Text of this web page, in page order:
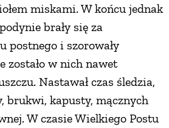
miskami. W końcu jednak
brały się za
postnego i szorowały
zostało w nich nawet
Nastawał czas śledzia,
brukwi, kapusty, mącznych
W czasie Wielkiego Postu